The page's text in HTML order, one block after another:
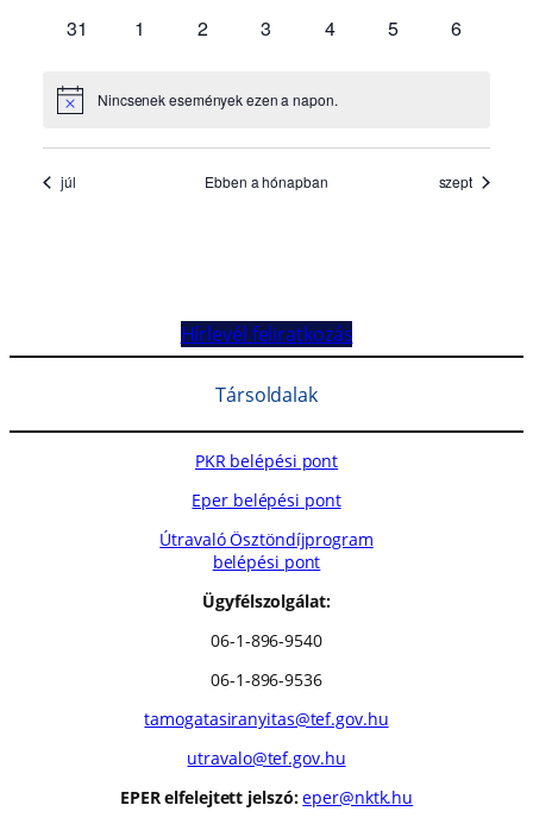
Hírlevél feliratkozás
Társoldalak
PKR belépési pont
Eper belépési pont
Útravaló Ösztöndíjprogram
belépési pont
Ügyfélszolgálat:
06-1-896-9540
06-1-896-9536
tamogatasiranyitas@tef.gov.hu
utravalo@tef.gov.hu
EPER elfelejtett jelszó: eper@nktk.hu